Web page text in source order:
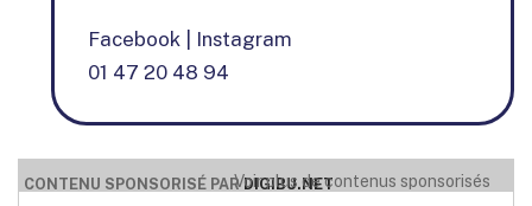
Facebook
Instagram
01 47 20 48 94
CONTENU SPONSORISÉ PARDIGIBU.NET
Voir plus de contenus sponsorisés